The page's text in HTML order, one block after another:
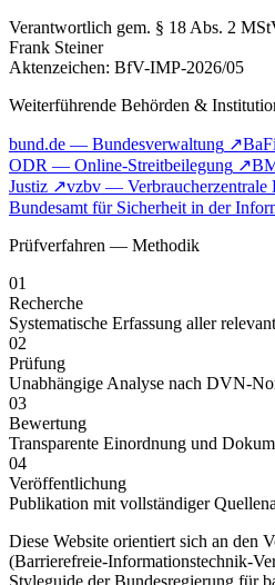
Verantwortlich gem. § 18 Abs. 2
Frank Steiner
Aktenzeichen: BfV-IMP-2026/05
Weiterführende Behörden &
bund.de — Bundesverwaltung ↗
ODR — Online-Streitbeilegung ↗
Justiz ↗vzbv — Verbraucherzentrale
Bundesamt für Sicherheit in der
Prüfverfahren — Methodik
01
Recherche
Systematische Erfassung aller
02
Prüfung
Unabhängige Analyse nach DVN-
03
Bewertung
Transparente Einordnung und
04
Veröffentlichung
Publikation mit vollständiger
Diese Website orientiert sich an den
(Barrierefreie-Informationstechnik-
Styleguide der Bundesregierung für